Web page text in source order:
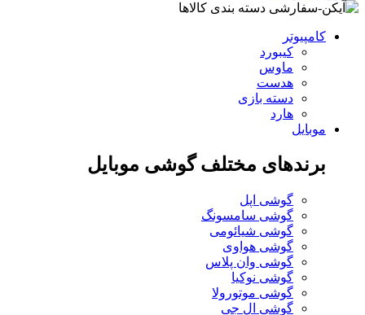
دسته بندی کالاها
کامپیوتر
کیبورد
ماوس
هدست
دسته بازی
هارد
موبایل
برندهای مختلف گوشی موبایل
گوشی اپل
گوشی سامسونگ
گوشی شیائومی
گوشی هواوی
گوشی وان پلاس
گوشی نوکیا
گوشی موتورولا
گوشی ال جی